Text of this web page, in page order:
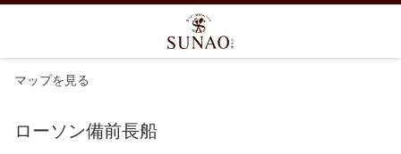
マップを見る
ローソン備前長船